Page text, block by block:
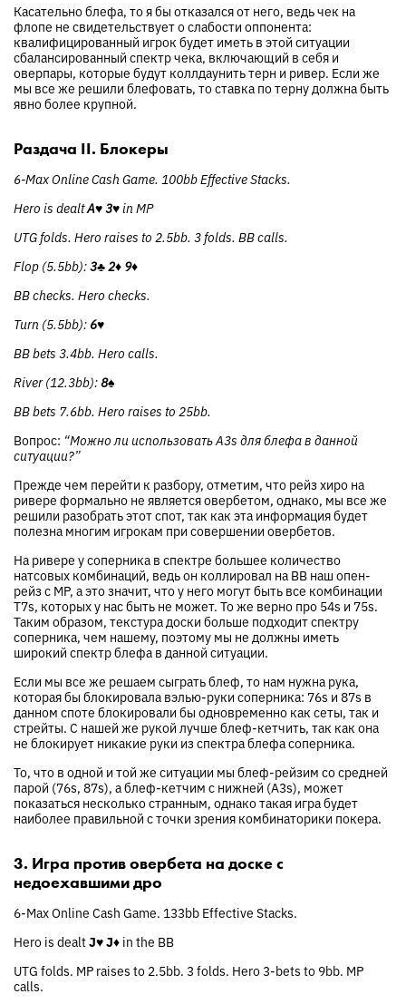
Касательно блефа, то я бы отказался от него, ведь чек на
флопе не свидетельствует о слабости оппонента:
квалифицированный игрок будет иметь в этой ситуации
сбалансированный спектр чека, включающий в себя и
оверпары, которые будут коллдаунить терн и ривер. Если же
мы все же решили блефовать, то ставка по терну должна быть
явно более крупной.
Раздача II. Блокеры
6-Max Online Cash Game. 100bb Effective Stacks.
Hero is dealtA♥3♥in MP
UTG folds. Hero raises to 2.5bb. 3 folds. BB calls.
Flop (5.5bb):3♣2♦ 9♦
BB checks. Hero checks.
Turn (5.5bb): 6♥
BB bets 3.4bb. Hero calls.
River (12.3bb):8♠
BB bets 7.6bb. Hero raises to 25bb.
Вопрос: “Можно ли использовать A3s для блефа в данной
ситуации?”
Прежде чем перейти к разбору, отметим, что рейз хиро на
ривере формально не является овербетом, однако, мы все же
решили разобрать этот спот, так как эта информация будет
полезна многим игрокам при совершении овербетов.
На ривере у соперника в спектре большее количество
натсовых комбинаций, ведь он коллировал на BB наш опен-
рейз с MP, а это значит, что у него могут быть все комбинации
T7s, которых у нас быть не может. То же верно про 54s и 75s.
Таким образом, текстура доски больше подходит спектру
соперника, чем нашему, поэтому мы не должны иметь
широкий спектр блефа в данной ситуации.
Если мы все же решаем сыграть блеф, то нам нужна рука,
которая бы блокировала вэлью-руки соперника: 76s и 87s в
данном споте блокировали бы одновременно как сеты, так и
стрейты. С нашей же рукой лучше блеф-кетчить, так как она
не блокирует никакие руки из спектра блефа соперника.
То, что в одной и той же ситуации мы блеф-рейзим со средней
парой (76s, 87s), а блеф-кетчим с нижней (A3s), может
показаться несколько странным, однако такая игра будет
наиболее правильной с точки зрения комбинаторики покера.
3. Игра против овербета на доске с
недоехавшими дро
6-Max Online Cash Game. 133bb Effective Stacks.
Hero is dealtJ♥J♦ in the BB
UTG folds. MP raises to 2.5bb. 3 folds. Hero 3-bets to 9bb. MP
calls.